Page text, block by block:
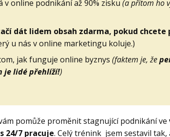
v online podnikání až 90% zisku (a přitom ho
dát lidem obsah zdarma, pokud chcete
u nás v online marketingu koluje.)
jak funguje online byznys (faktem je, že
je lidé přehlíží!)
pomůže proměnit stagnující podnikání ve
24/7 pracuje. Celý trénink jsem sestavil